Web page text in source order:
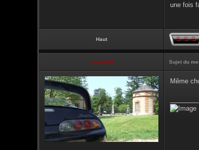
une fois
Haut
vmax330 Sujet du
Même